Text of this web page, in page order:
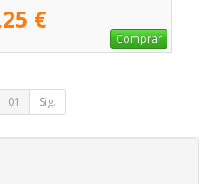
€
Comprar
01 Sig.